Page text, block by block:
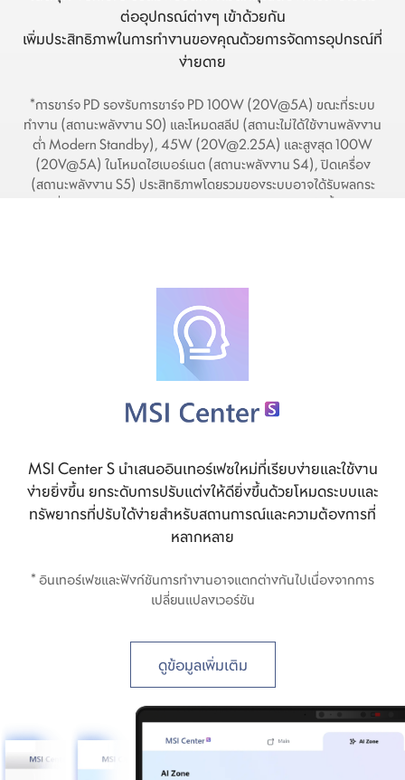
ต่ออุปกรณ์ต่างๆ เข้าด้วยกัน
เพิ่มประสิทธิภาพในการทำงานของคุณด้วยการจัดการอุปกรณ์ที่
ง่ายดาย
*การชาร์จ PD รองรับการชาร์จ PD 100W (20V@5A) ขณะที่ระบบ
ทำงาน (สถานะพลังงาน S0) และโหมดสลีป (สถานะไม่ได้ใช้งานพลังงาน
ต่ำ Modern Standby), 45W (20V@2.25A) และสูงสุด 100W
(20V@5A) ในโหมดไฮเบอร์เนต (สถานะพลังงาน S4), ปิดเครื่อง
(สถานะพลังงาน S5) ประสิทธิภาพโดยรวมของระบบอาจได้รับผลกระ
ทบเพื่อปรับกระแสไฟชาร์จ อัตราการชาร์จจะแตกต่างกันไปขึ้นอยู่กับ
MSI Center S นำเสนออินเทอร์เฟซใหม่ที่เรียบง่ายและใช้งาน
ง่ายยิ่งขึ้น ยกระดับการปรับแต่งให้ดียิ่งขึ้นด้วยโหมดระบบและ
ทรัพยากรที่ปรับได้ง่ายสำหรับสถานการณ์และความต้องการที่
หลากหลาย
* อินเทอร์เฟซและฟังก์ชันการทำงานอาจแตกต่างกันไปเนื่องจากการ
เปลี่ยนแปลงเวอร์ชัน
ดูข้อมูลเพิ่มเติม